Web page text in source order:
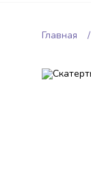
Главная